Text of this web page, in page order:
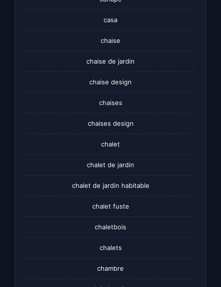
casa
chaise
chaise de jardin
chaise design
chaises
chaises design
chalet
chalet de jardin
chalet de jardin habitable
chalet fuste
chaletbois
chalets
chambre